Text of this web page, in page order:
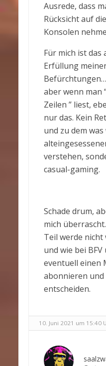
Ausrede, dass
Rücksicht auf
Konsolen
Für mich ist das
Erfüllung
aber wenn man
Zeilen ” liest,
nur das. Kein
und zu dem was
verstehen,
casual-gaming.
Schade drum,
mich
Teil werde
und wie bei BFV
eventuell einen
abonnieren und
entscheiden.
10. Juni 2021 um 15:40